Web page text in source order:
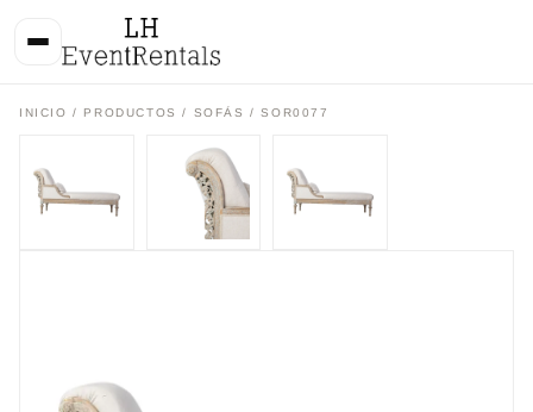
INICIO / PRODUCTOS/ SOFÁS / SOR0077